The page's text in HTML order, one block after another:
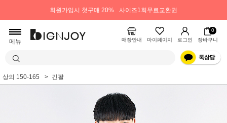
회원가입시 첫구매 20% 사이즈1회무료교환권
메뉴 매장안내 마이페이지 로그인
0
장바구니
상의 150-165 긴팔